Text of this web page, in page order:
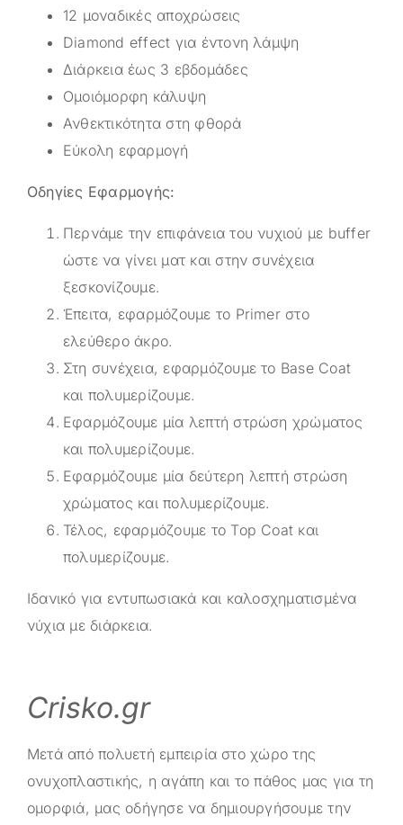
12 μοναδικές αποχρώσεις
Diamond effect για έντονη λάμψη
Διάρκεια έως 3 εβδομάδες
Ομοιόμορφη κάλυψη
Ανθεκτικότητα στη φθορά
Εύκολη εφαρμογή
Oδηγίες Εφαρμογής:
Περνάμε την επιφάνεια του νυχιού με buffer
ώστε να γίνει ματ και στην συνέχεια
ξεσκονίζουμε.
Έπειτα, εφαρμόζουμε το Primer στο
ελεύθερο άκρο.
Στη συνέχεια, εφαρμόζουμε το Base Coat
και πολυμερίζουμε.
Εφαρμόζουμε μία λεπτή στρώση χρώματος
και πολυμερίζουμε.
Εφαρμόζουμε μία δεύτερη λεπτή στρώση
χρώματος και πολυμερίζουμε.
Τέλος, εφαρμόζουμε το Top Coat και
πολυμερίζουμε.
Ιδανικό για εντυπωσιακά και καλοσχηματισμένα
νύχια με διάρκεια.
Crisko.gr
Μετά από πολυετή εμπειρία στο χώρο της
ονυχοπλαστικής, η αγάπη και το πάθος μας για τη
ομορφιά, μας οδήγησε να δημιουργήσουμε την